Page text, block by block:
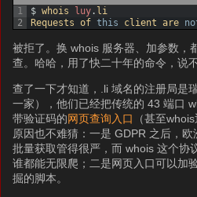
1
2
$ whois luy. li
Requests of this client are
被拒了。换 whois 服务器、加参数，
查。哈哈，用了快二十年的命令，说
查了一下才知道，.li 域名的注册局是
一家），他们已经把传统的 43 端口
带验证码的网页查询入口
（甚至
原因也不难猜：一是 GDPR 之后，
批量获取管得很严，而 whois 这个协
谁都能无限爬；二是网页入口可以加
掘的脚本。